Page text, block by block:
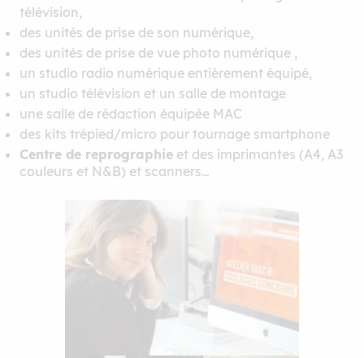
télévision,
des unités de prise de son numérique,
des unités de prise de vue photo numérique ,
un studio radio numérique entièrement équipé,
un studio télévision et un salle de montage
une salle de rédaction équipée MAC
des kits trépied/micro pour tournage smartphone
Centre de reprographie et des imprimantes (A4, A3
couleurs et N&B) et scanners…